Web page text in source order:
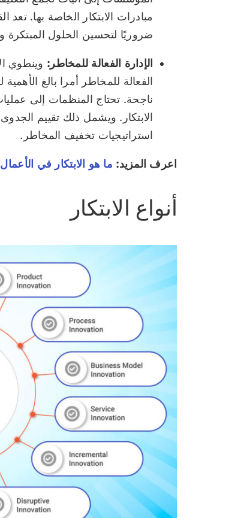
مبادرات الابتكار الخاصة بها. تعد
ضروريًا لتحسين الحلول المبتكرة
الإدارة الفعالة للمخاطر: وينطوي
الفعالة للمخاطر أمرا بالغ
ناجحة. تحتاج المنظمات إلى
الابتكار. ويشمل ذلك تقييم الجدوى
استراتيجيات تخفيف المخاطر.
اعرف المزيد: ما هو الابتكار في
أنواع الابتكار